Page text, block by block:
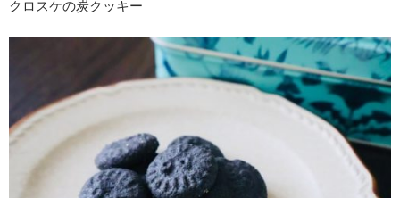
クロスケの炭クッキー